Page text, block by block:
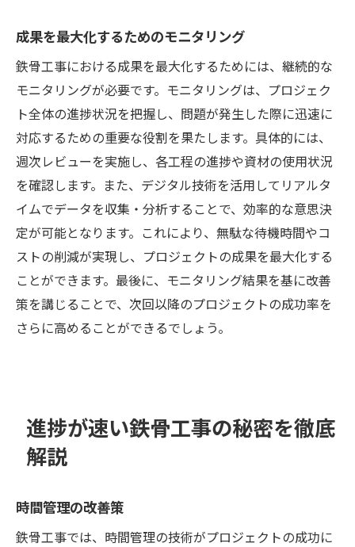
成果を最大化するためのモニタリング
鉄骨工事における成果を最大化するためには、継続的な
モニタリングが必要です。モニタリングは、プロジェク
ト全体の進捗状況を把握し、問題が発生した際に迅速に
対応するための重要な役割を果たします。具体的には、
週次レビューを実施し、各工程の進捗や資材の使用状況
を確認します。また、デジタル技術を活用してリアルタ
イムでデータを収集・分析することで、効率的な意思決
定が可能となります。これにより、無駄な待機時間やコ
ストの削減が実現し、プロジェクトの成果を最大化する
ことができます。最後に、モニタリング結果を基に改善
策を講じることで、次回以降のプロジェクトの成功率を
さらに高めることができるでしょう。
進捗が速い鉄骨工事の秘密を徹底
解説
時間管理の改善策
鉄骨工事では、時間管理の技術がプロジェクトの成功に